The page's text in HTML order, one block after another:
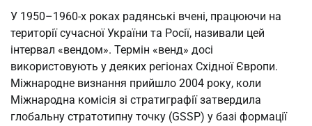
У 1950–1960-х роках радянські вчені, працюючи на
території сучасної України та Росії, називали цей
інтервал «вендом». Термін «венд» досі
використовують у деяких регіонах Східної Європи.
Міжнародне визнання прийшло 2004 року, коли
Міжнародна комісія зі стратиграфії затвердила
глобальну стратотипну точку (GSSP) у базі формації